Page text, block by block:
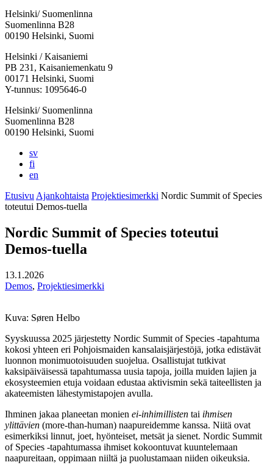
Helsinki/ Suomenlinna
Suomenlinna B28
00190 Helsinki, Suomi
Facebook:
Avataan
uuteen
välilehteen
Instagram:
Avataan
uuteen
välilehteen
TikTok:
Avataan
uuteen
välilehteen
Youtube:
Avataan
uuteen
välilehteen
Vimeo:
Avataan
uuteen
välilehteen
Helsinki / Kaisaniemi
PB 231, Kaisaniemenkatu 9
00171 Helsinki, Suomi
Y-tunnus: 1095646-0
Helsinki/ Suomenlinna
Suomenlinna B28
00190 Helsinki, Suomi
sv
fi
en
Etusivu Ajankohtaista Projektiesimerkki Nordic Summit of Species
toteutui Demos-tuella
Nordic Summit of Species toteutui
Demos-tuella
13.1.2026
Demos, Projektiesimerkki
Kuva: Søren Helbo
Syyskuussa 2025 järjestetty Nordic Summit of Species -tapahtuma
kokosi yhteen eri Pohjoismaiden kansalaisjärjestöjä, jotka edistävät
luonnon monimuotoisuuden suojelua. Osallistujat tutkivat
kaksipäiväisessä tapahtumassa uusia tapoja, joilla muiden lajien ja
ekosysteemien etuja voidaan edustaa aktivismin sekä taiteellisten ja
akateemisten lähestymistapojen avulla.
Ihminen jakaa planeetan monien ei-inhimillisten tai ihmisen
ylittävien (more-than-human) naapureidemme kanssa. Niitä ovat
esimerkiksi linnut, joet, hyönteiset, metsät ja sienet. Nordic Summit
of Species -tapahtumassa ihmiset kokoontuvat kuuntelemaan
naapureitaan, oppimaan niiltä ja puolustamaan niiden oikeuksia.